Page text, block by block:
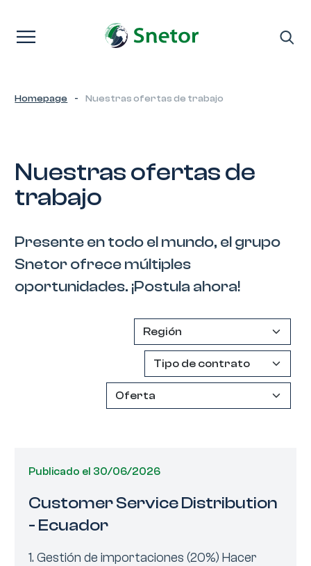
Homepage - Nuestras ofertas de trabajo
Nuestras ofertas de
trabajo
Presente en todo el mundo, el grupo
Snetor ofrece múltiples
oportunidades. ¡Postula ahora!
Publicado el 30/06/2026
Customer Service Distribution
- Ecuador
1. Gestión de importaciones (20%) Hacer